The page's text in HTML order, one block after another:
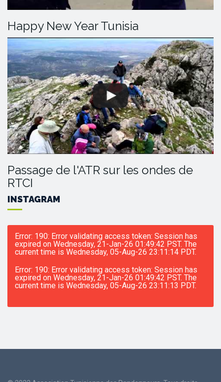
Happy New Year Tunisia
Passage de l'ATR sur les ondes de
RTCI
INSTAGRAM
Error: 190: Error validating access token: Session has
expired on Wednesday, 21-Jan-26 01:49:42 PST. The
current time is Wednesday, 05-Aug-26 23:11:14 PDT.
Error: 190: Error validating access token: Session has
expired on Wednesday, 21-Jan-26 01:49:42 PST. The
current time is Wednesday, 05-Aug-26 23:11:13 PDT.